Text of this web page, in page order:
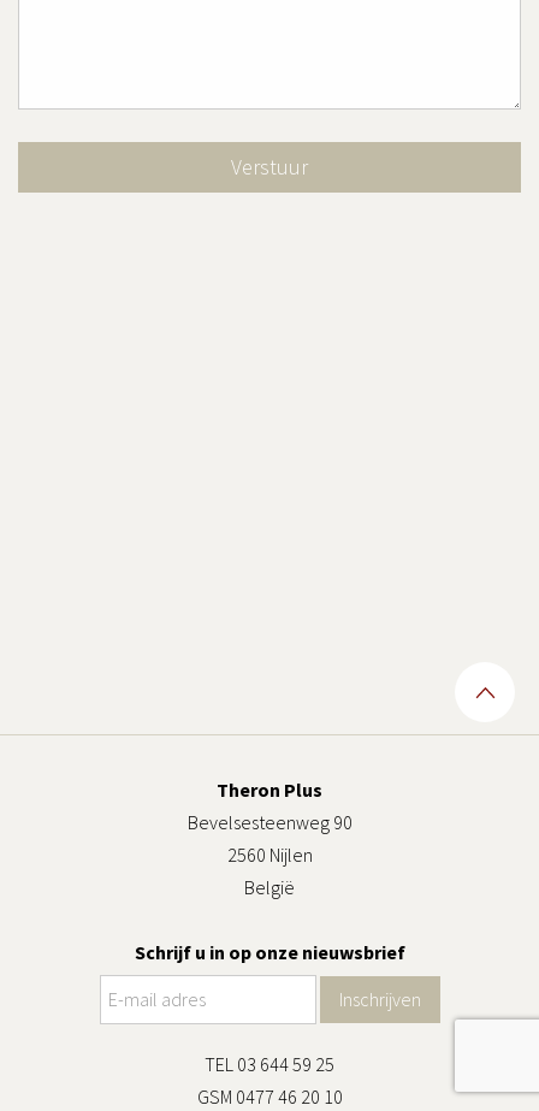
Theron Plus
Bevelsesteenweg 90
2560 Nijlen
België
Schrijf u in op onze nieuwsbrief
TEL 03 644 59 25
GSM 0477 46 20 10